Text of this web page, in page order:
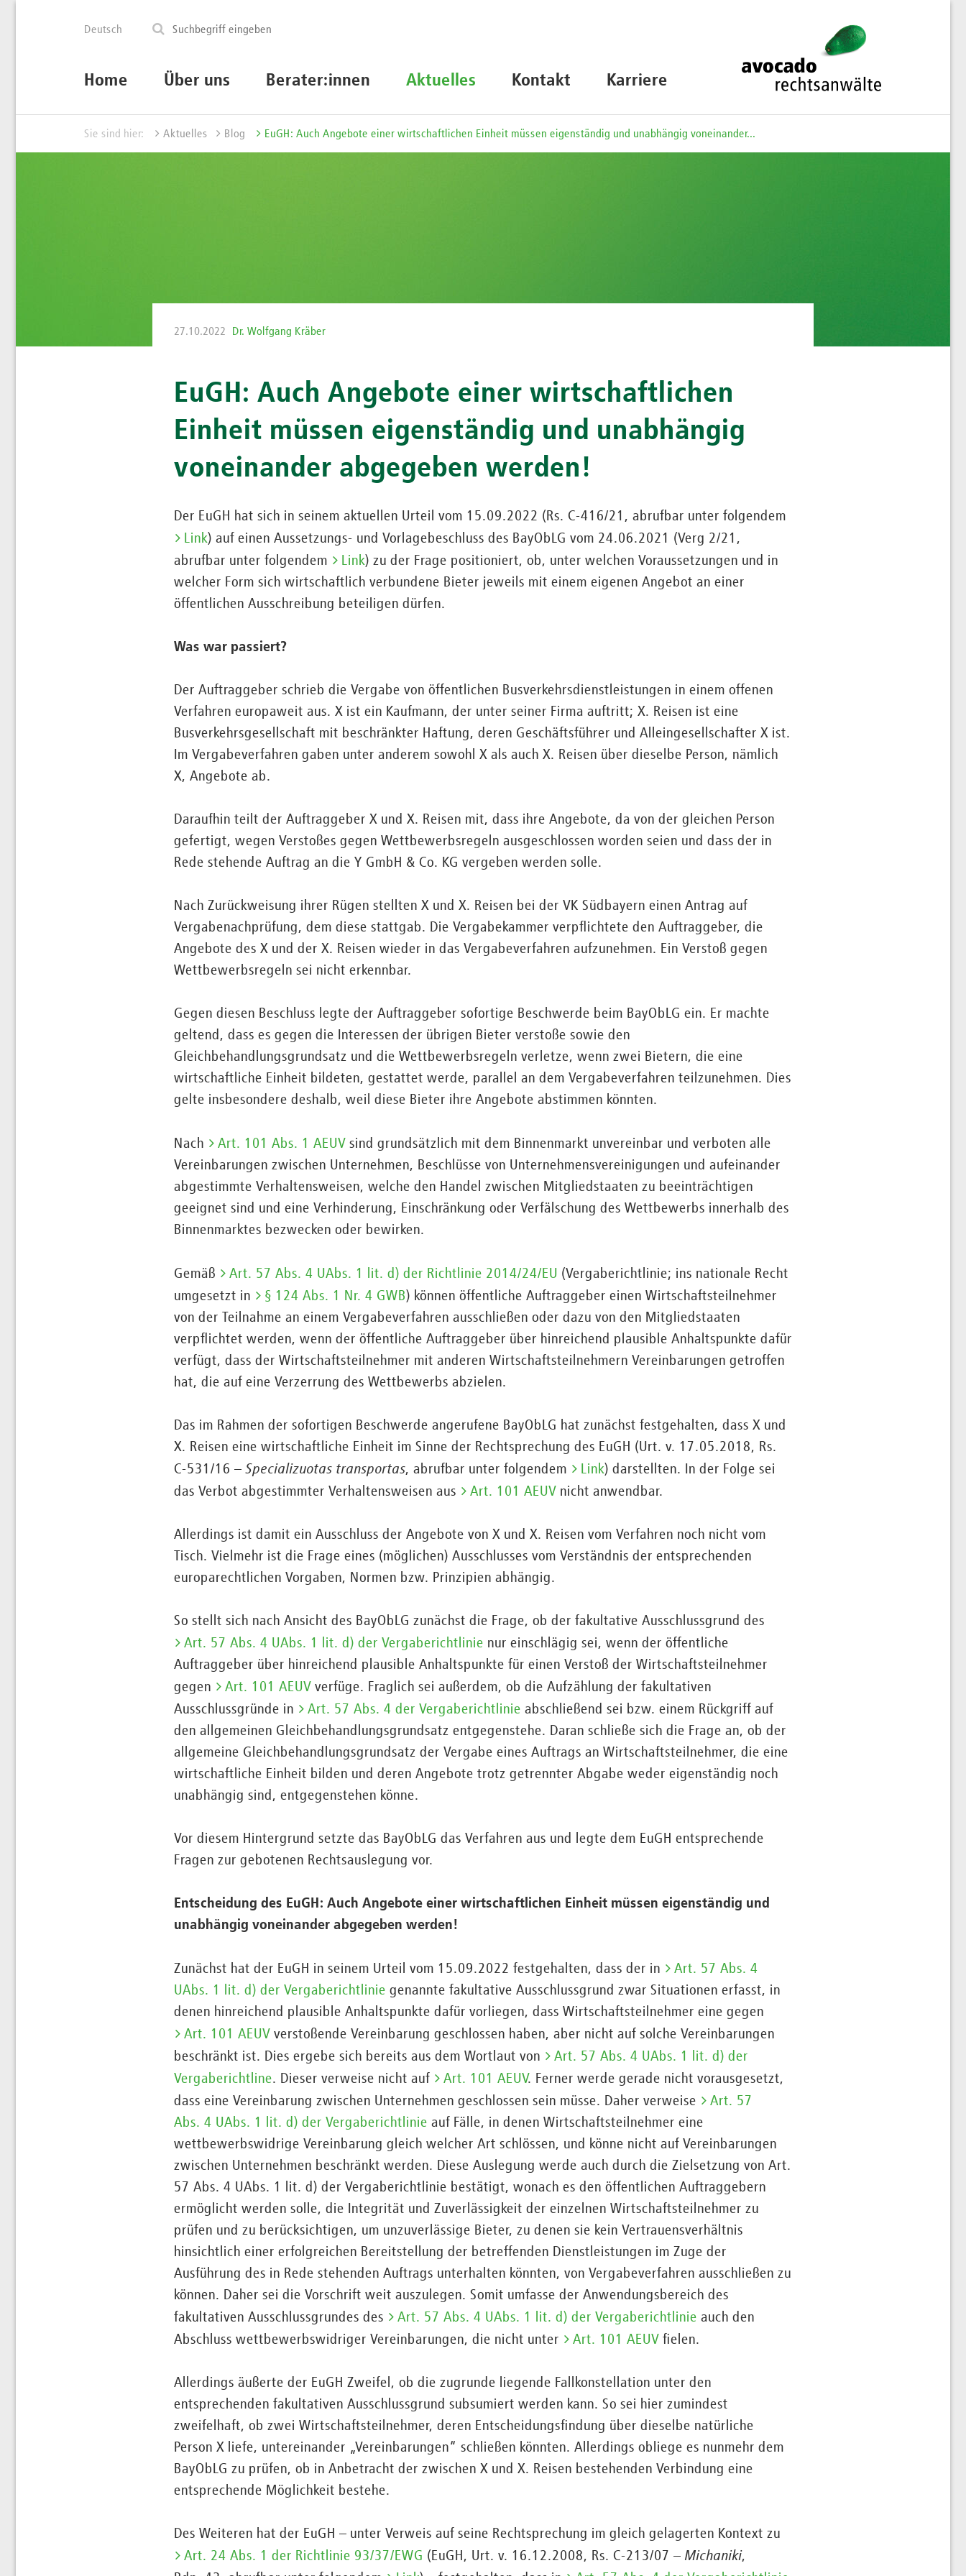
Deutsch
Home Über uns Berater:innen Aktuelles Kontakt Karriere
Sie sind hier: Aktuelles Blog EuGH: Auch Angebote einer wirtschaftlichen Einheit müssen eigenständig und unabhängig voneinander...
27.10.2022 Dr. Wolfgang Kräber
EuGH: Auch Angebote einer wirtschaftlichen
Einheit müssen eigenständig und unabhängig
voneinander abgegeben werden!
Der EuGH hat sich in seinem aktuellen Urteil vom 15.09.2022 (Rs. C-416/21, abrufbar unter folgendem
Link) auf einen Aussetzungs- und Vorlagebeschluss des BayObLG vom 24.06.2021 (Verg 2/21,
abrufbar unter folgendem
Link) zu der Frage positioniert, ob, unter welchen Voraussetzungen und in
welcher Form sich wirtschaftlich verbundene Bieter jeweils mit einem eigenen Angebot an einer
öffentlichen Ausschreibung beteiligen dürfen.
Was war passiert?
Der Auftraggeber schrieb die Vergabe von öffentlichen Busverkehrsdienstleistungen in einem offenen
Verfahren europaweit aus. X ist ein Kaufmann, der unter seiner Firma auftritt; X. Reisen ist eine
Busverkehrsgesellschaft mit beschränkter Haftung, deren Geschäftsführer und Alleingesellschafter X ist.
Im Vergabeverfahren gaben unter anderem sowohl X als auch X. Reisen über dieselbe Person, nämlich
X, Angebote ab.
Daraufhin teilt der Auftraggeber X und X. Reisen mit, dass ihre Angebote, da von der gleichen Person
gefertigt, wegen Verstoßes gegen Wettbewerbsregeln ausgeschlossen worden seien und dass der in
Rede stehende Auftrag an die Y GmbH & Co. KG vergeben werden solle.
Nach Zurückweisung ihrer Rügen stellten X und X. Reisen bei der VK Südbayern einen Antrag auf
Vergabenachprüfung, dem diese stattgab. Die Vergabekammer verpflichtete den Auftraggeber, die
Angebote des X und der X. Reisen wieder in das Vergabeverfahren aufzunehmen. Ein Verstoß gegen
Wettbewerbsregeln sei nicht erkennbar.
Gegen diesen Beschluss legte der Auftraggeber sofortige Beschwerde beim BayObLG ein. Er machte
geltend, dass es gegen die Interessen der übrigen Bieter verstoße sowie den
Gleichbehandlungsgrundsatz und die Wettbewerbsregeln verletze, wenn zwei Bietern, die eine
wirtschaftliche Einheit bildeten, gestattet werde, parallel an dem Vergabeverfahren teilzunehmen. Dies
gelte insbesondere deshalb, weil diese Bieter ihre Angebote abstimmen könnten.
Nach Art. 101 Abs. 1 AEUV sind grundsätzlich mit dem Binnenmarkt unvereinbar und verboten alle
Vereinbarungen zwischen Unternehmen, Beschlüsse von Unternehmensvereinigungen und aufeinander
abgestimmte Verhaltensweisen, welche den Handel zwischen Mitgliedstaaten zu beeinträchtigen
geeignet sind und eine Verhinderung, Einschränkung oder Verfälschung des Wettbewerbs innerhalb des
Binnenmarktes bezwecken oder bewirken.
Gemäß Art. 57 Abs. 4 UAbs. 1 lit. d) der Richtlinie 2014/24/EU (Vergaberichtlinie; ins nationale Recht
umgesetzt in
§ 124 Abs. 1 Nr. 4 GWB) können öffentliche Auftraggeber einen Wirtschaftsteilnehmer
von der Teilnahme an einem Vergabeverfahren ausschließen oder dazu von den Mitgliedstaaten
verpflichtet werden, wenn der öffentliche Auftraggeber über hinreichend plausible Anhaltspunkte dafür
verfügt, dass der Wirtschaftsteilnehmer mit anderen Wirtschaftsteilnehmern Vereinbarungen getroffen
hat, die auf eine Verzerrung des Wettbewerbs abzielen.
Das im Rahmen der sofortigen Beschwerde angerufene BayObLG hat zunächst festgehalten, dass X und
X. Reisen eine wirtschaftliche Einheit im Sinne der Rechtsprechung des EuGH (Urt. v. 17.05.2018, Rs.
C-531/16 – Specializuotas transportas, abrufbar unter folgendem Link) darstellten. In der Folge sei
das Verbot abgestimmter Verhaltensweisen aus
Art. 101 AEUV nicht anwendbar.
Allerdings ist damit ein Ausschluss der Angebote von X und X. Reisen vom Verfahren noch nicht vom
Tisch. Vielmehr ist die Frage eines (möglichen) Ausschlusses vom Verständnis der entsprechenden
europarechtlichen Vorgaben, Normen bzw. Prinzipien abhängig.
So stellt sich nach Ansicht des BayObLG zunächst die Frage, ob der fakultative Ausschlussgrund des
Art. 57 Abs. 4 UAbs. 1 lit. d) der Vergaberichtlinie nur einschlägig sei, wenn der öffentliche
Auftraggeber über hinreichend plausible Anhaltspunkte für einen Verstoß der Wirtschaftsteilnehmer
gegen
Art. 101 AEUV verfüge. Fraglich sei außerdem, ob die Aufzählung der fakultativen
Ausschlussgründe in
Art. 57 Abs. 4 der Vergaberichtlinie abschließend sei bzw. einem Rückgriff auf
den allgemeinen Gleichbehandlungsgrundsatz entgegenstehe. Daran schließe sich die Frage an, ob der
allgemeine Gleichbehandlungsgrundsatz der Vergabe eines Auftrags an Wirtschaftsteilnehmer, die eine
wirtschaftliche Einheit bilden und deren Angebote trotz getrennter Abgabe weder eigenständig noch
unabhängig sind, entgegenstehen könne.
Vor diesem Hintergrund setzte das BayObLG das Verfahren aus und legte dem EuGH entsprechende
Fragen zur gebotenen Rechtsauslegung vor.
Entscheidung des EuGH: Auch Angebote einer wirtschaftlichen Einheit müssen eigenständig und
unabhängig voneinander abgegeben werden!
Zunächst hat der EuGH in seinem Urteil vom 15.09.2022 festgehalten, dass der in
Art. 57 Abs. 4
UAbs. 1 lit. d) der Vergaberichtlinie genannte fakultative Ausschlussgrund zwar Situationen erfasst, in
denen hinreichend plausible Anhaltspunkte dafür vorliegen, dass Wirtschaftsteilnehmer eine gegen
Art. 101 AEUV verstoßende Vereinbarung geschlossen haben, aber nicht auf solche Vereinbarungen
beschränkt ist. Dies ergebe sich bereits aus dem Wortlaut von
Art. 57 Abs. 4 UAbs. 1 lit. d) der
Vergaberichtline. Dieser verweise nicht auf Art. 101 AEUV. Ferner werde gerade nicht vorausgesetzt,
dass eine Vereinbarung zwischen Unternehmen geschlossen sein müsse. Daher verweise
Art. 57
Abs. 4 UAbs. 1 lit. d) der Vergaberichtlinie auf Fälle, in denen Wirtschaftsteilnehmer eine
wettbewerbswidrige Vereinbarung gleich welcher Art schlössen, und könne nicht auf Vereinbarungen
zwischen Unternehmen beschränkt werden. Diese Auslegung werde auch durch die Zielsetzung von Art.
57 Abs. 4 UAbs. 1 lit. d) der Vergaberichtlinie bestätigt, wonach es den öffentlichen Auftraggebern
ermöglicht werden solle, die Integrität und Zuverlässigkeit der einzelnen Wirtschaftsteilnehmer zu
prüfen und zu berücksichtigen, um unzuverlässige Bieter, zu denen sie kein Vertrauensverhältnis
hinsichtlich einer erfolgreichen Bereitstellung der betreffenden Dienstleistungen im Zuge der
Ausführung des in Rede stehenden Auftrags unterhalten könnten, von Vergabeverfahren ausschließen zu
können. Daher sei die Vorschrift weit auszulegen. Somit umfasse der Anwendungsbereich des
fakultativen Ausschlussgrundes des
Art. 57 Abs. 4 UAbs. 1 lit. d) der Vergaberichtlinie auch den
Abschluss wettbewerbswidriger Vereinbarungen, die nicht unter
Art. 101 AEUV fielen.
Allerdings äußerte der EuGH Zweifel, ob die zugrunde liegende Fallkonstellation unter den
entsprechenden fakultativen Ausschlussgrund subsumiert werden kann. So sei hier zumindest
zweifelhaft, ob zwei Wirtschaftsteilnehmer, deren Entscheidungsfindung über dieselbe natürliche
Person X liefe, untereinander „Vereinbarungen“ schließen könnten. Allerdings obliege es nunmehr dem
BayObLG zu prüfen, ob in Anbetracht der zwischen X und X. Reisen bestehenden Verbindung eine
entsprechende Möglichkeit bestehe.
Des Weiteren hat der EuGH – unter Verweis auf seine Rechtsprechung im gleich gelagerten Kontext zu
Art. 24 Abs. 1 der Richtlinie 93/37/EWG (EuGH, Urt. v. 16.12.2008, Rs. C-213/07 – Michaniki,